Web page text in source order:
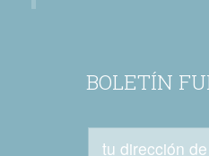
BOLETÍN